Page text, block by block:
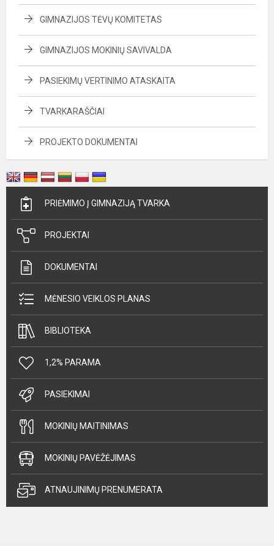
GIMNAZIJOS TĖVŲ KOMITETAS
GIMNAZIJOS MOKINIŲ SAVIVALDA
PASIEKIMŲ VERTINIMO ATASKAITA
TVARKARAŠČIAI
PROJEKTO DOKUMENTAI
PRIĖMIMO Į GIMNAZIJĄ TVARKA
PROJEKTAI
DOKUMENTAI
MĖNESIO VEIKLOS PLANAS
BIBLIOTEKA
1,2% PARAMA
PASIEKIMAI
MOKINIŲ MAITINIMAS
MOKINIŲ PAVĖŽĖJIMAS
ATNAUJINIMŲ PRENUMERATA